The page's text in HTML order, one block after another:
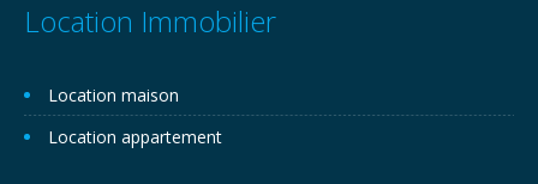
Location Immobilier
Location maison
Location appartement